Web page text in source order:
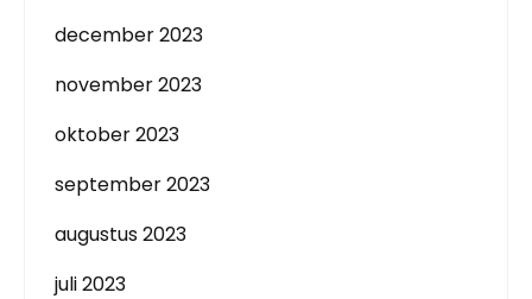
december 2023
november 2023
oktober 2023
september 2023
augustus 2023
juli 2023